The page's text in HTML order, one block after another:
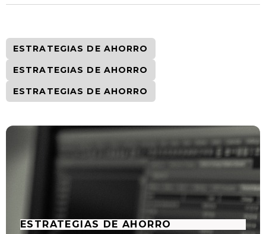
ESTRATEGIAS DE AHORRO
ESTRATEGIAS DE AHORRO
ESTRATEGIAS DE AHORRO
ESTRATEGIAS DE AHORRO